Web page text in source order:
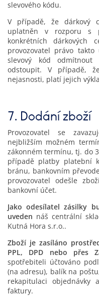
slevového kódu.
V případě, že dárkový
uplatněn v rozporu s
konkrétních dárkových
provozovatel právo
slevový kód
odstoupit. V případě,
nejasnosti, platí jejich
7. Dodání zboží
Provozovatel se
nejbližším možném
zákonném termínu, tj. do
případě platby platební
bránu, bankovním
provozovatel odešle
bankovní účet.
Jako odesílatel zásilky
uveden náš centrální
Kutná Hora s.r.o..
Zboží je zasíláno
PPL, DPD nebo přes
spotřebiteli účtováno
(na adresu), balík na
rekapitulaci objednávky
faktury.